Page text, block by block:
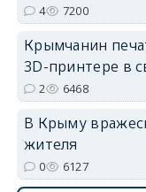
4 7200
Крымчанин
3D-принтере в
2 6468
В Крыму
жителя
0 6127